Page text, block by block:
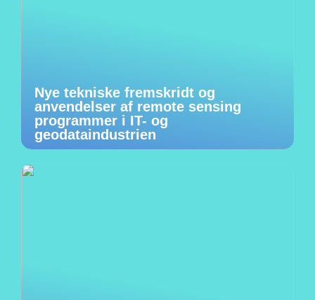
Nye tekniske fremskridt og
anvendelser af remote sensing
programmer i IT- og
geodataindustrien